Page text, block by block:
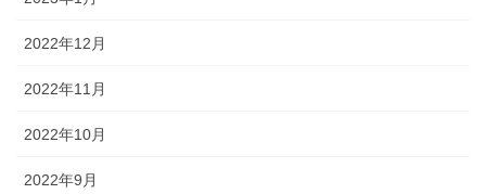
2022年12月
2022年11月
2022年10月
2022年9月